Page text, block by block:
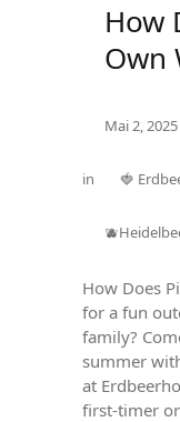
How
Own
Mai 2, 2025
in 🍓
How Does
for a fun
family?
summer
at
first-timer